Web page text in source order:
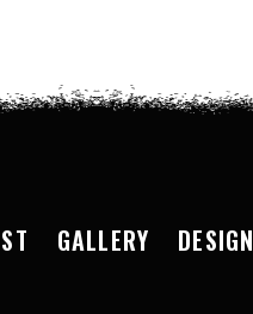
GALLERY DESIGN